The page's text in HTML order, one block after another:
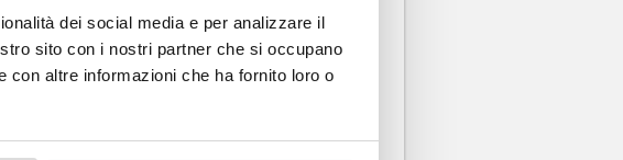
dei social media e per analizzare il
sito con i nostri partner che si occupano
con altre informazioni che ha fornito loro o